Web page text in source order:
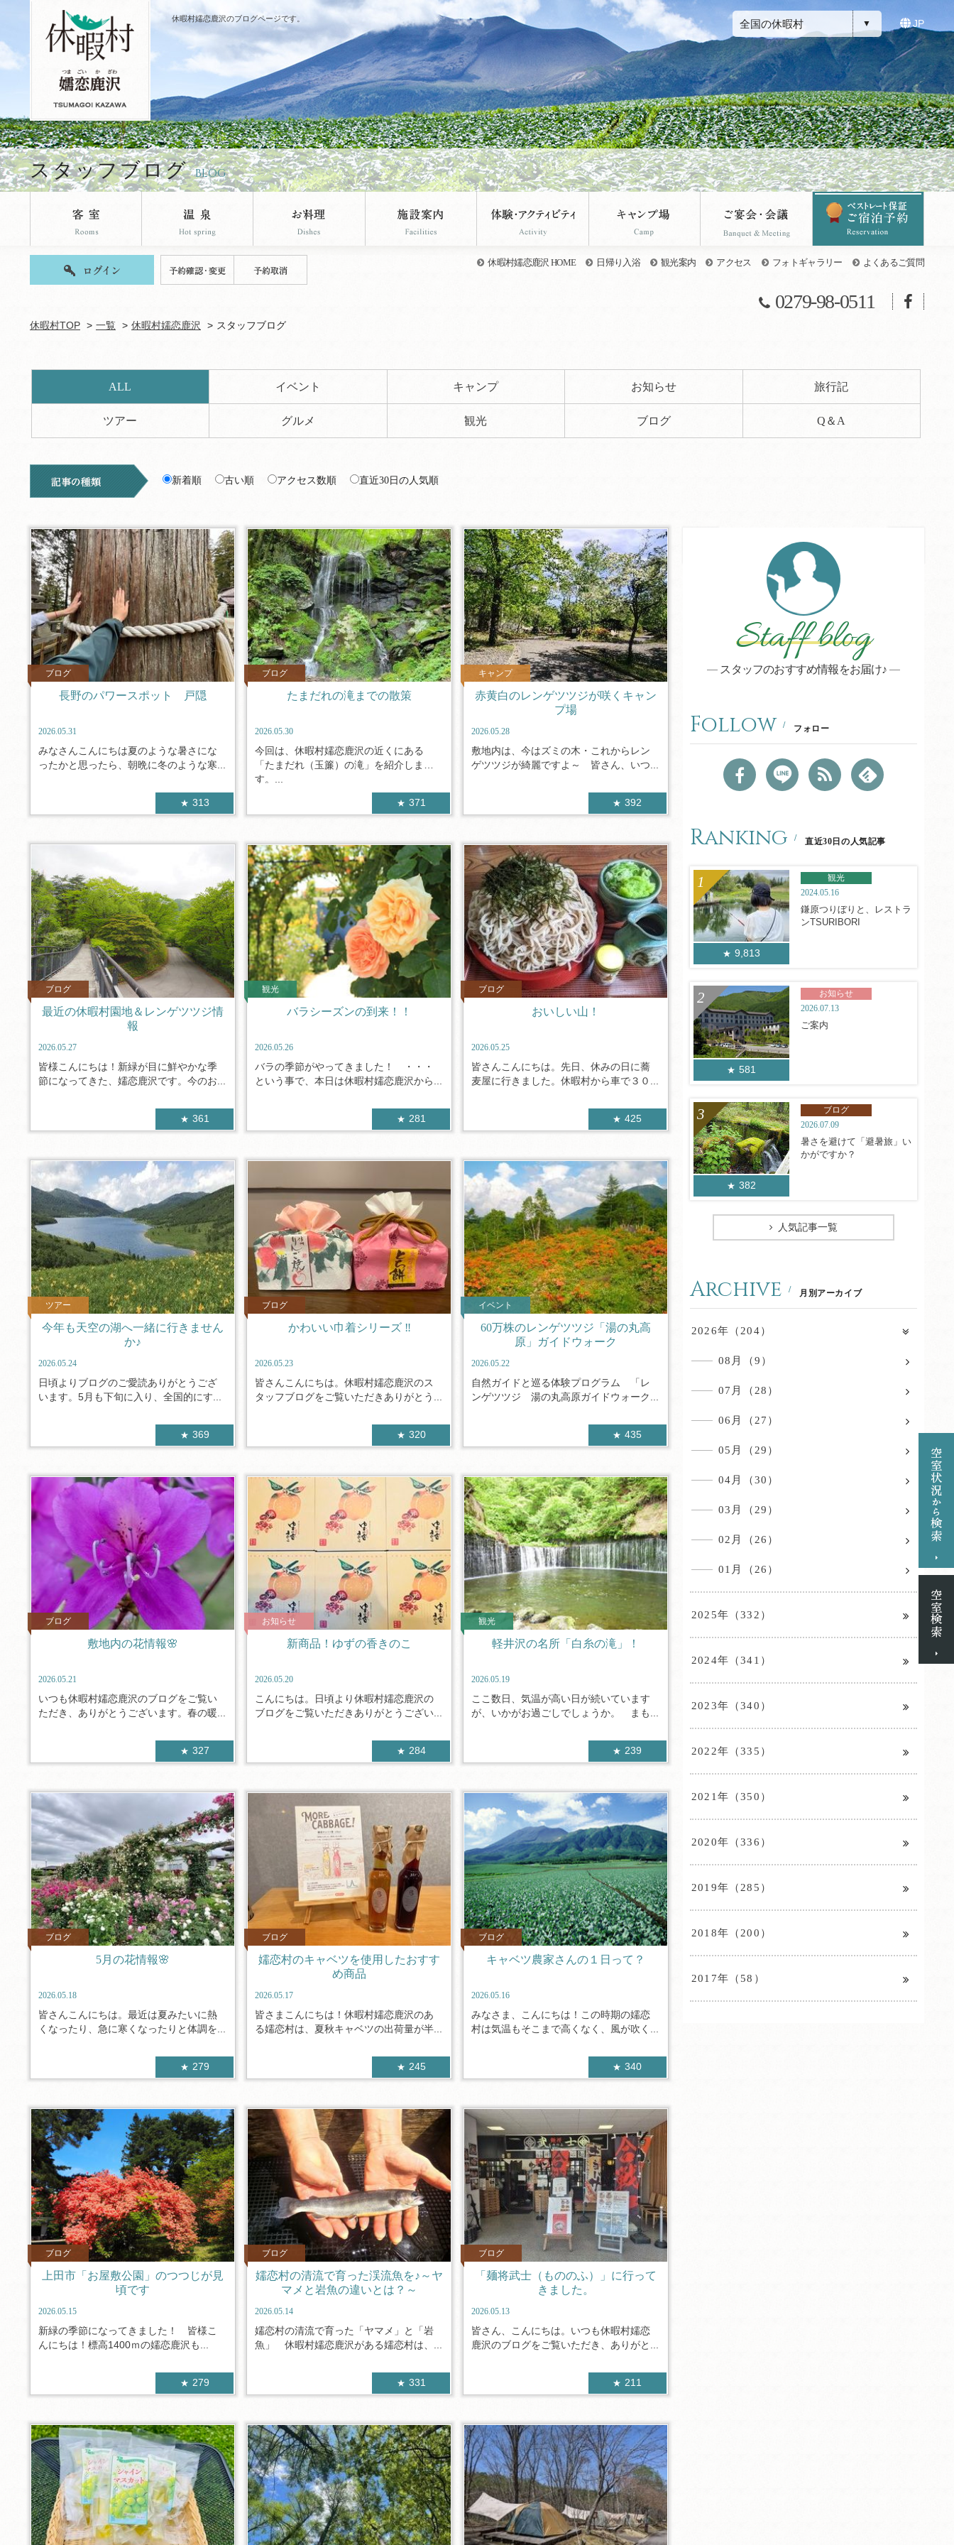
休暇村嬬恋鹿沢のブログページです。 全国の休暇村 JP
スタッフブログ BLOG
休暇村嬬恋鹿沢 HOME 日帰り入浴 観光案内 アクセス フォトギャラリー よくあるご質問
0279-98-0511
休暇村TOP 一覧 休暇村嬬恋鹿沢 スタッフブログ
ALL イベント キャンプ お知らせ 旅行記
ツアー グルメ 観光 ブログ Q＆A
新着順 古い順 アクセス数順 直近30日の人気順
ブログ
長野のパワースポット 戸隠
2026.05.31
みなさんこんにちは夏のような暑さにな
ったかと思ったら、朝晩に冬のような寒...
313
ブログ
たまだれの滝までの散策
2026.05.30
今回は、休暇村嬬恋鹿沢の近くにある
「たまだれ（玉簾）の滝」を紹介しま
す。...
371
キャンプ
赤黄白のレンゲツツジが咲くキャン
プ場
2026.05.28
敷地内は、今はズミの木・これからレン
ゲツツジが綺麗ですよ～ 皆さん、いつ...
392
ブログ
最近の休暇村園地＆レンゲツツジ情
報
2026.05.27
皆様こんにちは！新緑が目に鮮やかな季
節になってきた、嬬恋鹿沢です。今のお...
361
観光
バラシーズンの到来！！
2026.05.26
バラの季節がやってきました！ ・・・
という事で、本日は休暇村嬬恋鹿沢から...
281
ブログ
おいしい山！
2026.05.25
皆さんこんにちは。先日、休みの日に蕎
麦屋に行きました。休暇村から車で３０...
425
ツアー
今年も天空の湖へ一緒に行きません
か♪
2026.05.24
日頃よりブログのご愛読ありがとうござ
います。5月も下旬に入り、全国的にす...
369
ブログ
かわいい巾着シリーズ ‼
2026.05.23
皆さんこんにちは。休暇村嬬恋鹿沢のス
タッフブログをご覧いただきありがとう...
320
イベント
60万株のレンゲツツジ「湯の丸高
原」ガイドウォーク
2026.05.22
自然ガイドと巡る体験プログラム 「レ
ンゲツツジ 湯の丸高原ガイドウォーク...
435
ブログ
敷地内の花情報🌸
2026.05.21
いつも休暇村嬬恋鹿沢のブログをご覧い
ただき、ありがとうございます。春の暖...
327
お知らせ
新商品！ゆずの香きのこ
2026.05.20
こんにちは。日頃より休暇村嬬恋鹿沢の
ブログをご覧いただきありがとうござい...
284
観光
軽井沢の名所「白糸の滝」！
2026.05.19
ここ数日、気温が高い日が続いています
が、いかがお過ごしでしょうか。 まも...
239
ブログ
5月の花情報🌸
2026.05.18
皆さんこんにちは。最近は夏みたいに熱
くなったり、急に寒くなったりと体調を...
279
ブログ
嬬恋村のキャベツを使用したおすす
め商品
2026.05.17
皆さまこんにちは！休暇村嬬恋鹿沢のあ
る嬬恋村は、夏秋キャベツの出荷量が半...
245
ブログ
キャベツ農家さんの１日って？
2026.05.16
みなさま、こんにちは！この時期の嬬恋
村は気温もそこまで高くなく、風が吹く...
340
ブログ
上田市「お屋敷公園」のつつじが見
頃です
2026.05.15
新緑の季節になってきました！ 皆様こ
んにちは！標高1400ｍの嬬恋鹿沢も...
279
ブログ
嬬恋村の清流で育った渓流魚を♪～ヤ
マメと岩魚の違いとは？～
2026.05.14
嬬恋村の清流で育った「ヤマメ」と「岩
魚」 休暇村嬬恋鹿沢がある嬬恋村は、...
331
ブログ
「麺将武士（もののふ）」に行って
きました。
2026.05.13
皆さん、こんにちは。いつも休暇村嬬恋
鹿沢のブログをご覧いただき、ありがと...
211
Staff blog
スタッフのおすすめ情報をお届け♪
Follow フォロー
Ranking 直近30日の人気記事
9,813
観光
2024.05.16
鎌原つりぼりと、レストラ
ンTSURIBORI
581
お知らせ
2026.07.13
ご案内
382
ブログ
2026.07.09
暑さを避けて「避暑旅」い
かがですか？
人気記事一覧
Archive 月別アーカイブ
2026年（204）
08月（9）
07月（28）
06月（27）
05月（29）
04月（30）
03月（29）
02月（26）
01月（26）
2025年（332）
2024年（341）
2023年（340）
2022年（335）
2021年（350）
2020年（336）
2019年（285）
2018年（200）
2017年（58）